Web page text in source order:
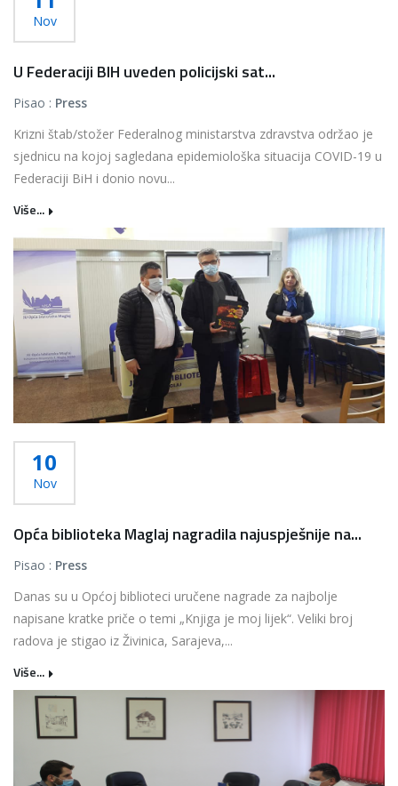
Nov
U Federaciji BIH uveden policijski sat...
Pisao : Press
Krizni štab/stožer Federalnog ministarstva zdravstva održao je
sjednicu na kojoj sagledana epidemiološka situacija COVID-19 u
Federaciji BiH i donio novu...
Više...
10
Nov
Opća biblioteka Maglaj nagradila najuspješnije na...
Pisao : Press
Danas su u Općoj biblioteci uručene nagrade za najbolje
napisane kratke priče o temi „Knjiga je moj lijek“. Veliki broj
radova je stigao iz Živinica, Sarajeva,...
Više...